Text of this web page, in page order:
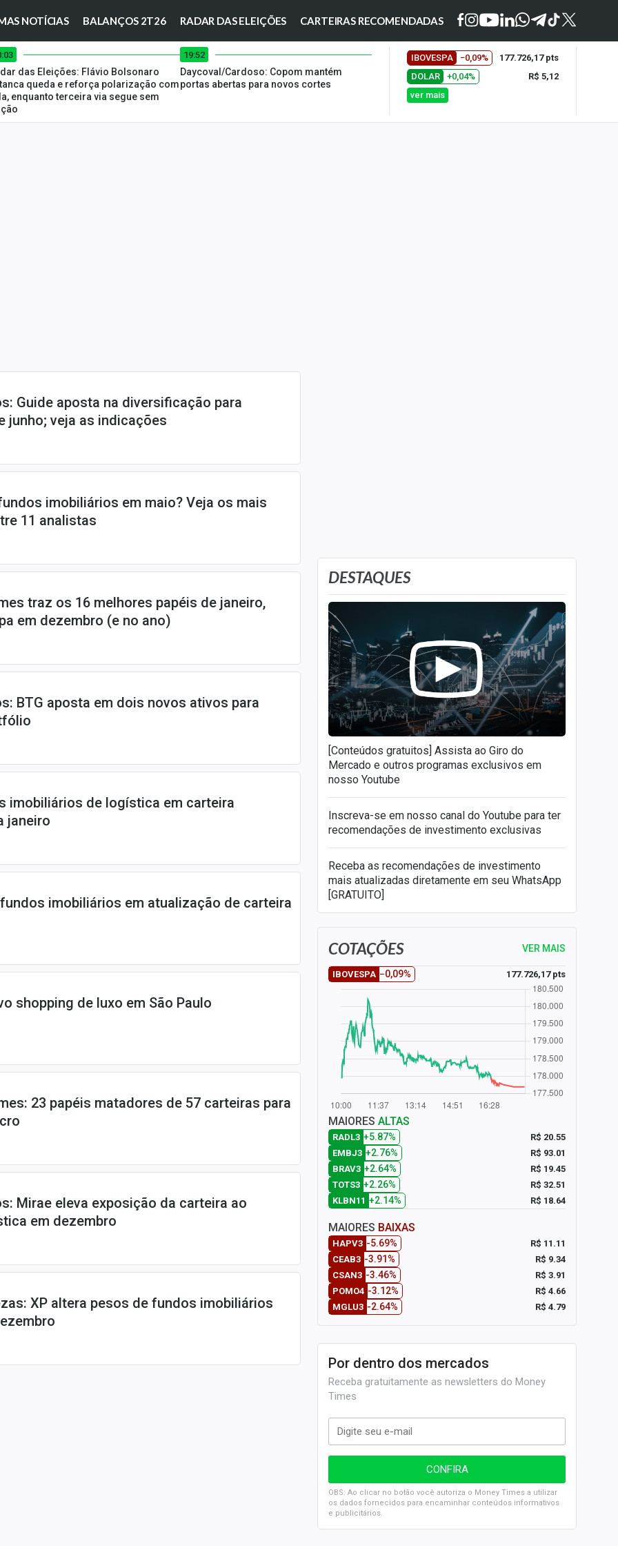
NOTÍCIAS BALANÇOS 2T26 RADAR DAS ELEIÇÕES CARTEIRAS RECOMENDADAS
das Eleições: Flávio Bolsonaro
queda e reforça polarização com
enquanto terceira via segue sem
19:52
Daycoval/Cardoso: Copom mantém
portas abertas para novos cortes
IBOVESPA −0,09%
177.726,17 pts
DOLAR
+0,04%
R$ 5,12
ver mais
Guide aposta na diversificação para
junho; veja as indicações
imobiliários em maio? Veja os mais
11 analistas
traz os 16 melhores papéis de janeiro,
em dezembro (e no ano)
BTG aposta em dois novos ativos para
imobiliários de logística em carteira
janeiro
imobiliários em atualização de carteira
shopping de luxo em São Paulo
23 papéis matadores de 57 carteiras para
Mirae eleva exposição da carteira ao
em dezembro
XP altera pesos de fundos imobiliários
DESTAQUES
[Conteúdos gratuitos] Assista ao Giro do
Mercado e outros programas exclusivos em
nosso Youtube
Inscreva-se em nosso canal do Youtube para ter
recomendações de investimento exclusivas
Receba as recomendações de investimento
mais atualizadas diretamente em seu WhatsApp
[GRATUITO]
COTAÇÕES VER MAIS
IBOVESPA −0,09% 177.726,17 pts
MAIORES ALTAS
RADL3 +5.87%
R$ 20.55
EMBJ3 +2.76%
R$ 93.01
BRAV3 +2.64%
R$ 19.45
TOTS3 +2.26%
R$ 32.51
KLBN11 +2.14% R$ 18.64
MAIORES BAIXAS
HAPV3 -5.69%
R$ 11.11
CEAB3 -3.91%
R$ 9.34
CSAN3 -3.46%
R$ 3.91
POMO4 -3.12%
R$ 4.66
MGLU3 -2.64% R$ 4.79
Por dentro dos mercados
Receba gratuitamente as newsletters do Money
Times
OBS: Ao clicar no botão você autoriza o Money Times a utilizar
os dados fornecidos para encaminhar conteúdos informativos
e publicitários.
SELIC em 14%: A repercussão da decisão sobre os JUROS